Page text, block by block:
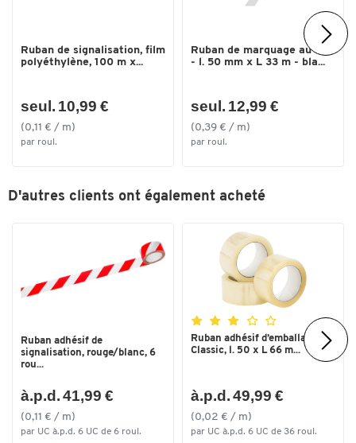
Ruban de signalisation, film
polyéthylène, 100 m x...
seul. 10,99 €
(0,11 € / m)
par roul.
Ruban de marquage au sol
- l. 50 mm x L 33 m - bla...
seul. 12,99 €
(0,39 € / m)
par roul.
D'autres clients ont également acheté
Ruban adhésif de
signalisation, rouge/blanc, 6
rou...
à.p.d. 41,99 €
(0,11 € / m)
par UC à.p.d. 6 UC de 6 roul.
Ruban adhésif d’emballage
Classic, l. 50 x L 66 m...
à.p.d. 49,99 €
(0,02 € / m)
par UC à.p.d. 6 UC de 36 roul.
Toucher deux fois pour zoomer